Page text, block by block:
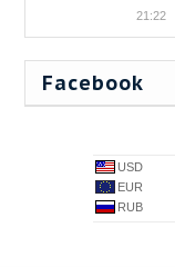
21:22
Facebook
USD
EUR
RUB